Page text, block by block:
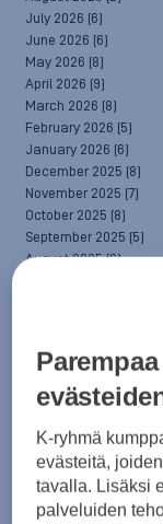
July 2026 (6)
June 2026 (6)
May 2026 (8)
April 2026 (9)
March 2026 (8)
February 2026 (5)
January 2026 (6)
December 2025 (8)
November 2025 (7)
October 2025 (8)
September 2025 (5)
August 2025(6)
March 2025 (7)
February 2025(6)
December 2024(6)
November 2024(10)
October 2024 (8)
September 2024
(4)
K-ryhmä
evästeitä,
tavalla. Lisäksi
palveluiden